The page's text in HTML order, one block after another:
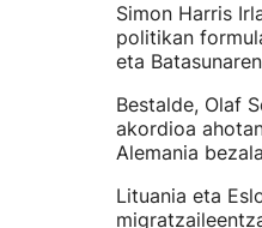
Simon Harris
politikan
eta
Bestalde, Olaf
akordioa
Alemania
Lituania eta